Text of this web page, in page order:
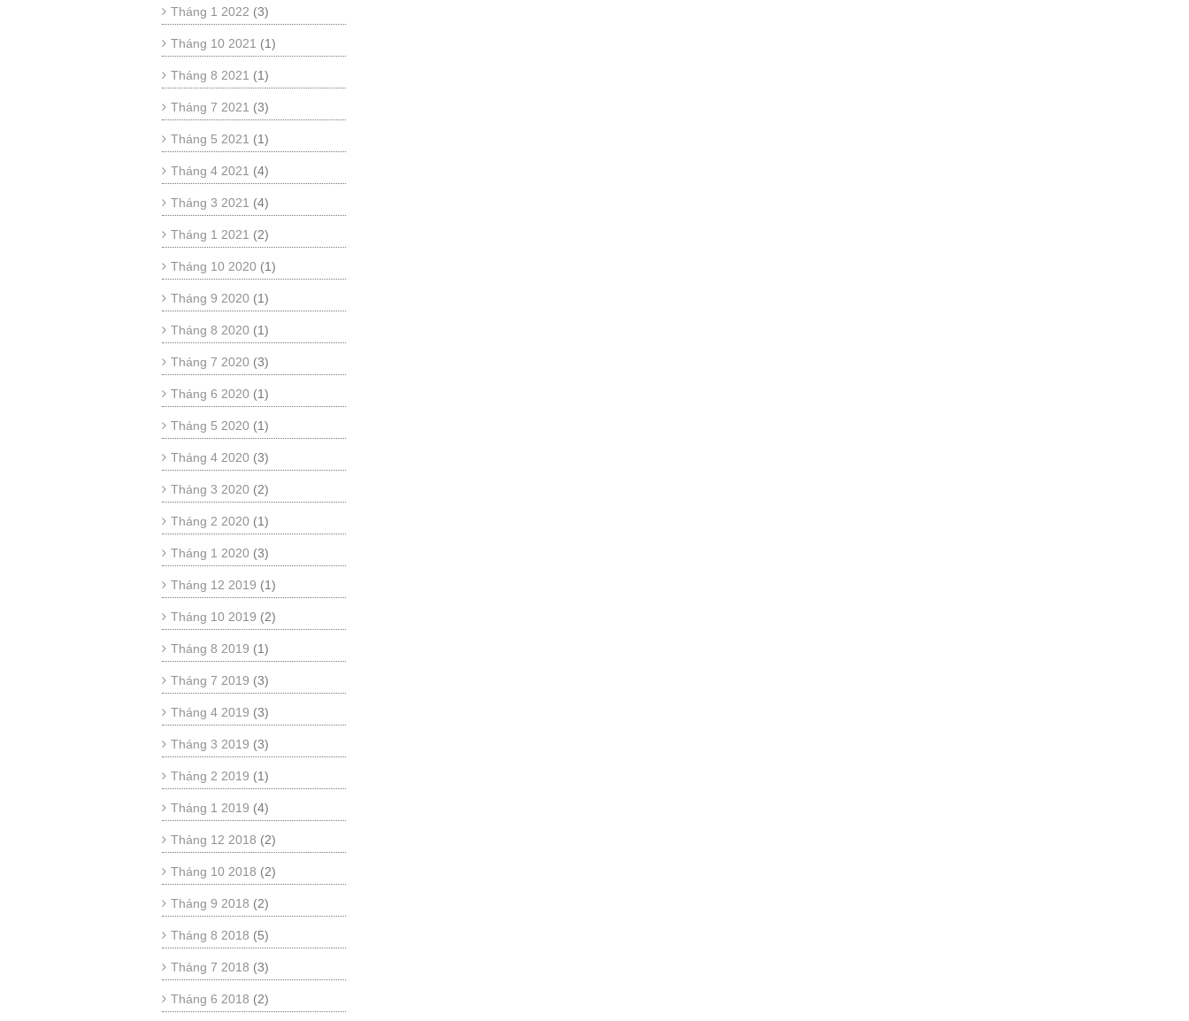
Tháng 1 2022 (3)
Tháng 10 2021 (1)
Tháng 8 2021 (1)
Tháng 7 2021 (3)
Tháng 5 2021 (1)
Tháng 4 2021 (4)
Tháng 3 2021 (4)
Tháng 1 2021 (2)
Tháng 10 2020 (1)
Tháng 9 2020 (1)
Tháng 8 2020 (1)
Tháng 7 2020 (3)
Tháng 6 2020 (1)
Tháng 5 2020 (1)
Tháng 4 2020 (3)
Tháng 3 2020 (2)
Tháng 2 2020 (1)
Tháng 1 2020 (3)
Tháng 12 2019 (1)
Tháng 10 2019 (2)
Tháng 8 2019 (1)
Tháng 7 2019 (3)
Tháng 4 2019 (3)
Tháng 3 2019 (3)
Tháng 2 2019 (1)
Tháng 1 2019 (4)
Tháng 12 2018 (2)
Tháng 10 2018 (2)
Tháng 9 2018 (2)
Tháng 8 2018 (5)
Tháng 7 2018 (3)
Tháng 6 2018 (2)